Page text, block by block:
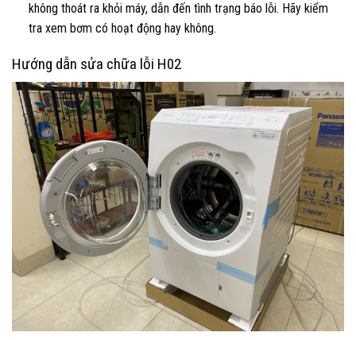
không thoát ra khỏi máy, dẫn đến tình trạng báo lỗi. Hãy kiểm
tra xem bơm có hoạt động hay không.
Hướng dẫn sửa chữa lỗi H02